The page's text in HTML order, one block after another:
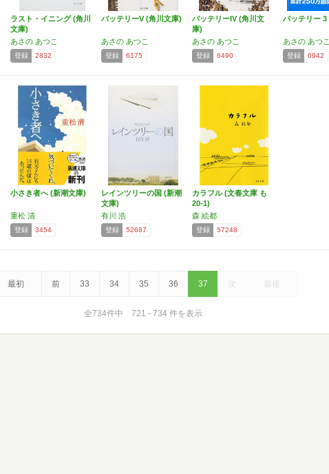
ラスト・イニング (角川
文庫)
あさの あつこ
登録 2832
バッテリーV (角川文庫)
あさの あつこ
登録 6175
バッテリーIV (角川文
庫)
あさの あつこ
登録 6490
バッテリー 3
あさの あつこ
登録 6942
小さき者へ (新潮文庫)
重松 清
登録 3454
レインツリーの国 (新潮
文庫)
有川 浩
登録 52687
カラフル (文春文庫 も
20-1)
森 絵都
登録 57248
最初 前 33 34 35 36 37 次 最後
全734件中 721 - 734 件を表示